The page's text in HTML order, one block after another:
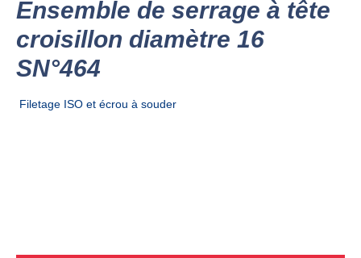
Ensemble de serrage à tête
croisillon diamètre 16
SN°464
Filetage ISO et écrou à souder